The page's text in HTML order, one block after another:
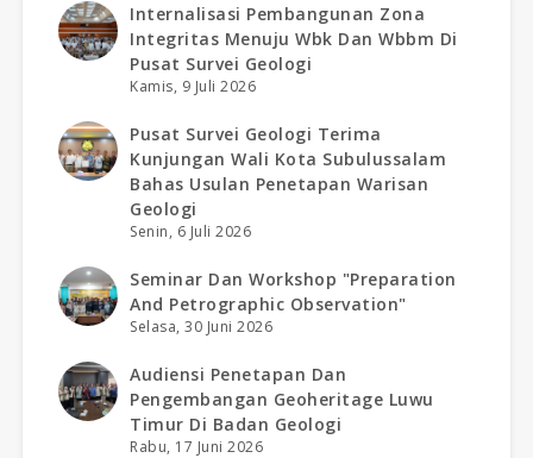
Internalisasi Pembangunan Zona
Integritas Menuju Wbk Dan Wbbm Di
Pusat Survei Geologi
Kamis, 9 Juli 2026
Pusat Survei Geologi Terima
Kunjungan Wali Kota Subulussalam
Bahas Usulan Penetapan Warisan
Geologi
Senin, 6 Juli 2026
Seminar Dan Workshop "preparation
And Petrographic Observation"
Selasa, 30 Juni 2026
Audiensi Penetapan Dan
Pengembangan Geoheritage Luwu
Timur Di Badan Geologi
Rabu, 17 Juni 2026